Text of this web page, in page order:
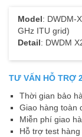
Model: DWDM-
GHz ITU grid)
Detail: DWDM
TƯ VẤN HỖ TRỢ
Thời gian bảo
Giao hàng toàn
Miễn phí giao
Hỗ trợ test hàng